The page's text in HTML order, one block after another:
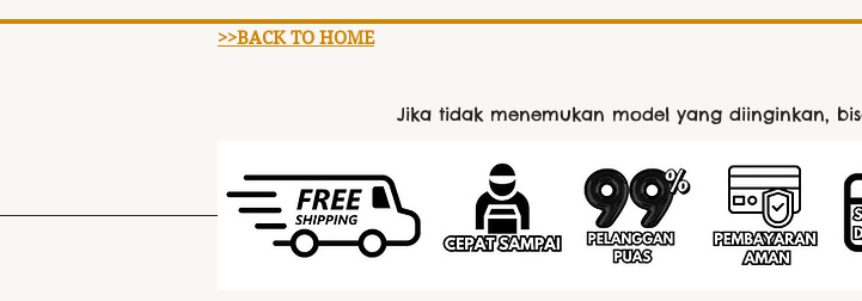
>>BACK TO HOME
Jika tidak menemukan model yang diinginkan,